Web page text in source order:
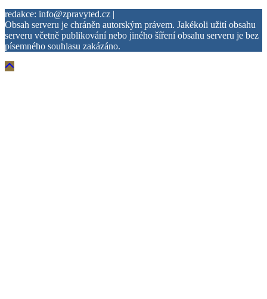
redakce: info@zpravyted.cz |
Obsah serveru je chráněn autorským právem. Jakékoli užití obsahu
serveru včetně publikování nebo jiného šíření obsahu serveru je bez
písemného souhlasu zakázáno.